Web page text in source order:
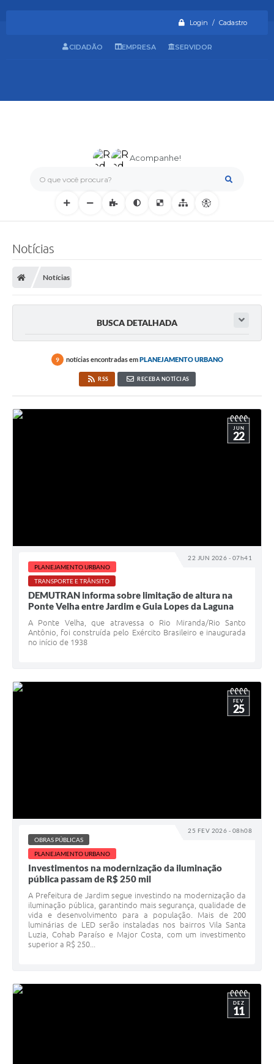
Login / Cadastro
O que você procura?
Acompanhe!
CIDADÃO EMPRESA SERVIDOR
Notícias
Notícias
BUSCA DETALHADA
9 notícias encontradas emPLANEJAMENTO URBANO
RSS RECEBA NOTÍCIAS
22 JUN 2026 - 07h41
JUN
22
PLANEJAMENTO URBANO
TRANSPORTE E TRÂNSITO
DEMUTRAN informa sobre limitação de altura na
Ponte Velha entre Jardim e Guia Lopes da Laguna
A Ponte Velha, que atravessa o Rio Miranda/Rio Santo
Antônio, foi construída pelo Exército Brasileiro e inaugurada
no início de 1938
25 FEV 2026 - 08h08
FEV
25
OBRAS PÚBLICAS
PLANEJAMENTO URBANO
Investimentos na modernização da iluminação
pública passam de R$ 250 mil
A Prefeitura de Jardim segue investindo na modernização da
iluminação pública, garantindo mais segurança, qualidade de
vida e desenvolvimento para a população. Mais de 200
luminárias de LED serão instaladas nos bairros Vila Santa
Luzia, Cohab Paraíso e Major Costa, com um investimento
superior a R$ 250...
DEZ
11